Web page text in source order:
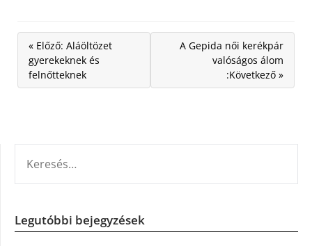
« Előző: Aláöltözet
gyerekeknek és
felnőtteknek
A Gepida női kerékpár
valóságos álom
:Következő »
Legutóbbi bejegyzések